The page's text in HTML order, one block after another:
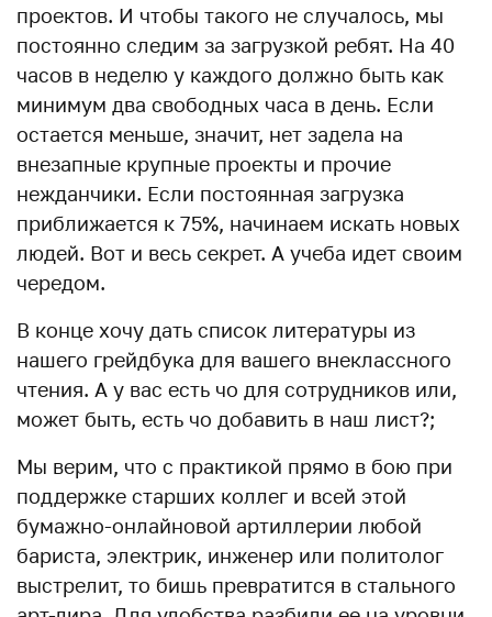
проектов. И чтобы такого не случалось, мы
постоянно следим за загрузкой ребят. На 40
часов в неделю у каждого должно быть как
минимум два свободных часа в день. Если
остается меньше, значит, нет задела на
внезапные крупные проекты и прочие
нежданчики. Если постоянная загрузка
приближается к 75%, начинаем искать новых
людей. Вот и весь секрет. А учеба идет своим
чередом.
В конце хочу дать список литературы из
нашего грейдбука для вашего внеклассного
чтения. А у вас есть чо для сотрудников или,
может быть, есть чо добавить в наш лист?;
Мы верим, что с практикой прямо в бою при
поддержке старших коллег и всей этой
бумажно-онлайновой артиллерии любой
бариста, электрик, инженер или политолог
выстрелит, то бишь превратится в стального